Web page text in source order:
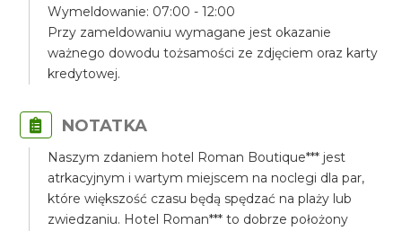
Wymeldowanie: 07:00 - 12:00
Przy zameldowaniu wymagane jest okazanie
ważnego dowodu tożsamości ze zdjęciem oraz karty
kredytowej.
NOTATKA
Naszym zdaniem hotel Roman Boutique*** jest
atrkacyjnym i wartym miejscem na noclegi dla par,
które większość czasu będą spędzać na plaży lub
zwiedzaniu. Hotel Roman*** to dobrze położony